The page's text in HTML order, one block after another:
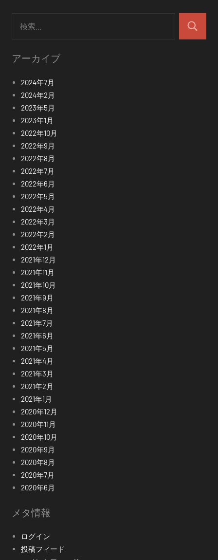
検
アーカイブ
2024年7月
2024年2月
2023年5月
2023年1月
2022年10月
2022年9月
2022年8月
2022年7月
2022年6月
2022年5月
2022年4月
2022年3月
2022年2月
2022年1月
2021年12月
2021年11月
2021年10月
2021年9月
2021年8月
2021年7月
2021年6月
2021年5月
2021年4月
2021年3月
2021年2月
2021年1月
2020年12月
2020年11月
2020年10月
2020年9月
2020年8月
2020年7月
2020年6月
メタ情報
ログイン
投稿フィード